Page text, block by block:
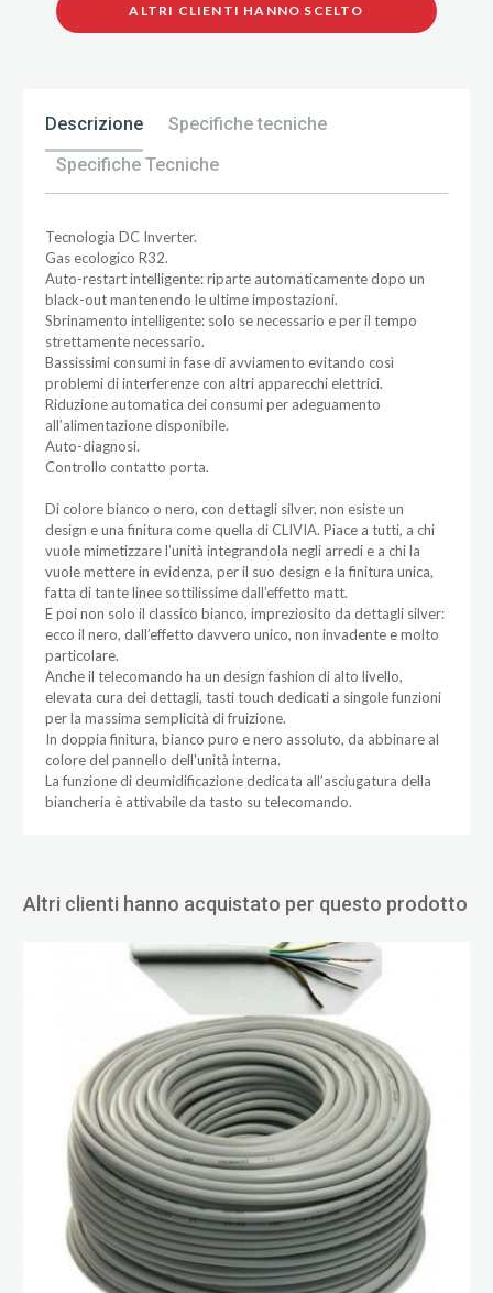
ALTRI CLIENTI HANNO SCELTO
Descrizione
Specifiche tecniche
Specifiche Tecniche
Tecnologia DC Inverter.
Gas ecologico R32.
Auto-restart intelligente: riparte automaticamente dopo un
black-out mantenendo le ultime impostazioni.
Sbrinamento intelligente: solo se necessario e per il tempo
strettamente necessario.
Bassissimi consumi in fase di avviamento evitando così
problemi di interferenze con altri apparecchi elettrici.
Riduzione automatica dei consumi per adeguamento
all’alimentazione disponibile.
Auto-diagnosi.
Controllo contatto porta.
Di colore bianco o nero, con dettagli silver, non esiste un
design e una finitura come quella di CLIVIA. Piace a tutti, a chi
vuole mimetizzare l’unità integrandola negli arredi e a chi la
vuole mettere in evidenza, per il suo design e la finitura unica,
fatta di tante linee sottilissime dall’effetto matt.
E poi non solo il classico bianco, impreziosito da dettagli silver:
ecco il nero, dall’effetto davvero unico, non invadente e molto
particolare.
Anche il telecomando ha un design fashion di alto livello,
elevata cura dei dettagli, tasti touch dedicati a singole funzioni
per la massima semplicità di fruizione.
In doppia finitura, bianco puro e nero assoluto, da abbinare al
colore del pannello dell'unità interna.
La funzione di deumidificazione dedicata all’asciugatura della
biancheria è attivabile da tasto su telecomando.
Altri clienti hanno acquistato per questo prodotto